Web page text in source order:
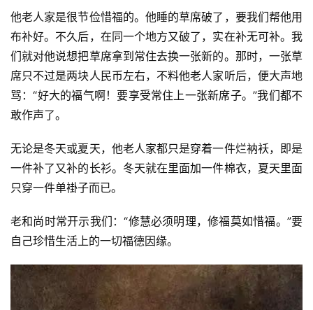
讯
八
点
僧
音
僧
访
谈
心
乐
他老人家是很节俭惜福的。他睡的草席破了，要我们帮他用
布补好。不久后，在同一个地方又破了，实在补无可补。我
们就对他说想把草席拿到常住去换一张新的。那时，一张草
席只不过是两块人民币左右，不料他老人家听后，便大声地
骂：“好大的福气啊！要享受常住上一张新席子。”我们都不
敢作声了。
无论是冬天或夏天，他老人家都只是穿着一件烂衲袄，即是
一件补了又补的长衫。冬天就在里面加一件棉衣，夏天里面
只穿一件单褂子而已。
老和尚时常开示我们：“修慧必须明理，修福莫如惜福。”要
自己珍惜生活上的一切福德因缘。